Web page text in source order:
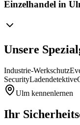
Einzelhandel in
Unsere
Industrie-Werkschutz
SecurityLadendetektive
Ulm kennenlernen
Ihr